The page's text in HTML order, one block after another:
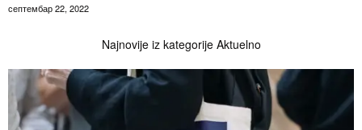
септембар 22, 2022
Najnovije iz kategorije Aktuelno